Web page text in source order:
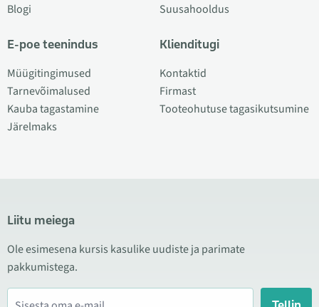
Blogi
E-poe teenindus
Müügitingimused
Tarnevõimalused
Kauba tagastamine
Järelmaks
Suusahooldus
Klienditugi
Kontaktid
Firmast
Tooteohutuse tagasikutsumine
Liitu meiega
Ole esimesena kursis kasulike uudiste ja parimate
pakkumistega.